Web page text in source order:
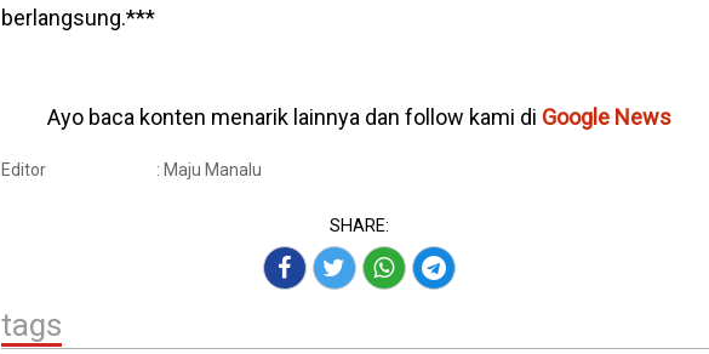
berlangsung.***
Ayo baca konten menarik lainnya dan follow kami di Google News
Editor : Maju Manalu
SHARE:
tags